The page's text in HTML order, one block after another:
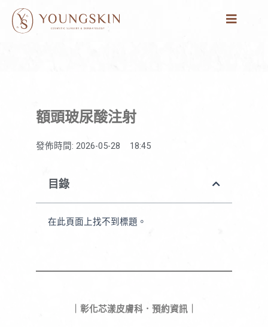
額頭玻尿酸注射
發佈時間: 2026-05-28 18:45
目錄
在此頁面上找不到標題。
｜彰化芯漾皮膚科．預約資訊｜